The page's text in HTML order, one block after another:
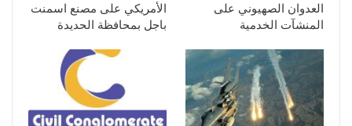
العدوان الصهيوني على
المنشآت الخدمية
الأمريكي على مصنع اسمنت
باجل بمحافظة الحديدة